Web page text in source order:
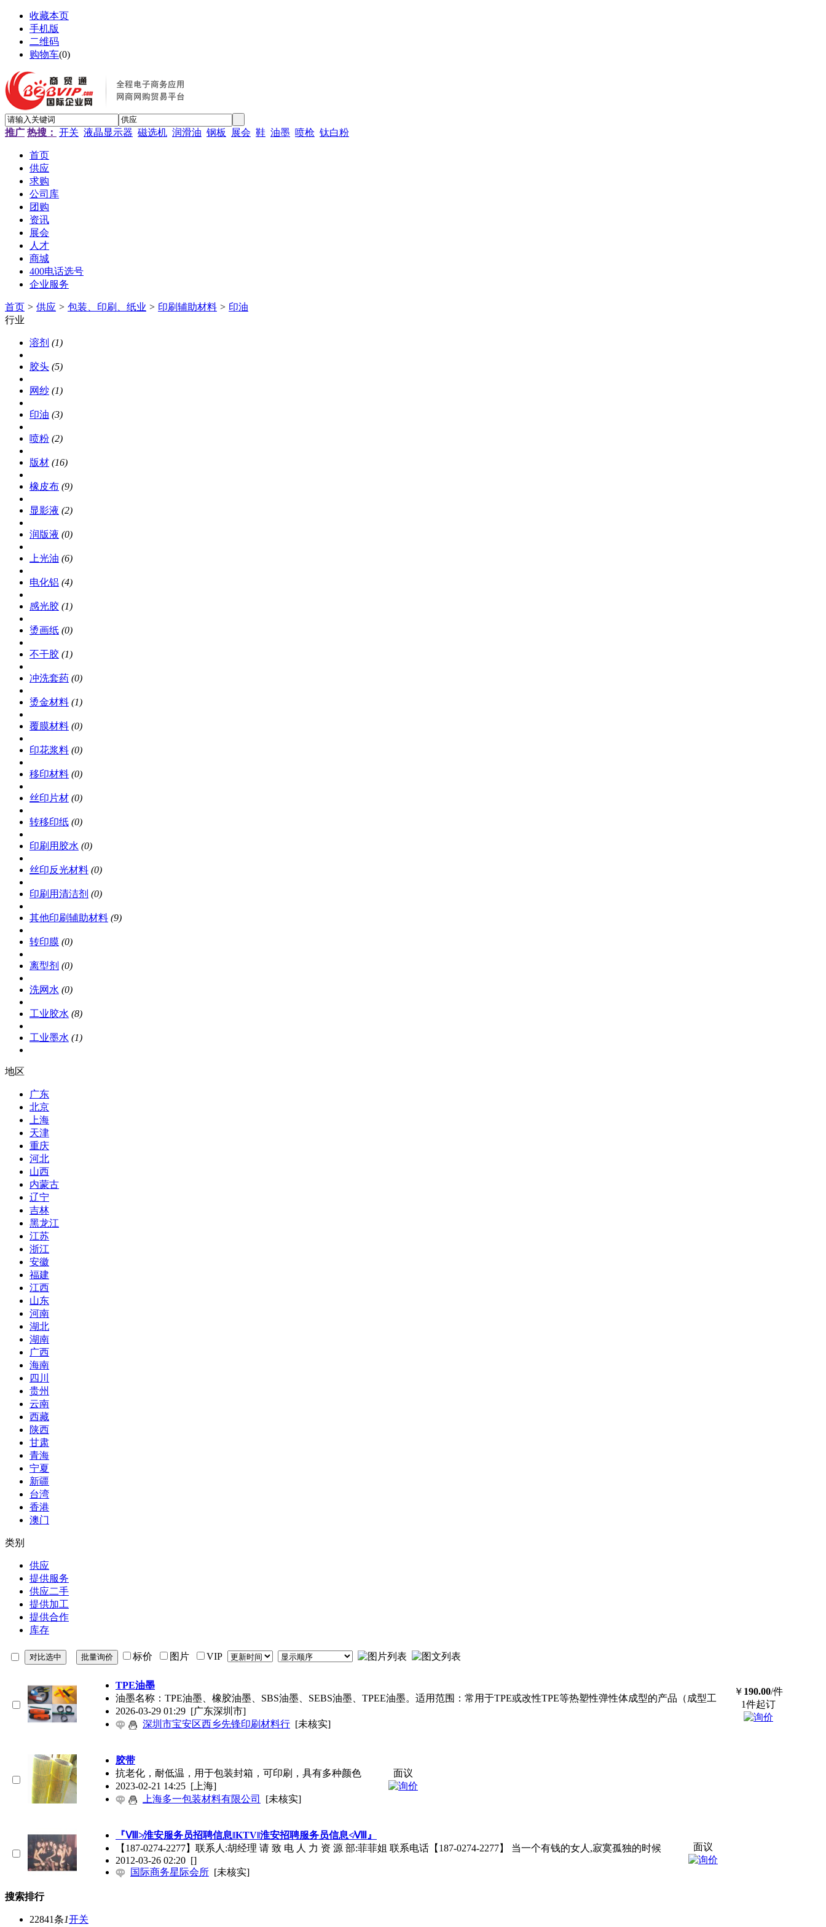
收藏本页
手机版
二维码
购物车(0)
推广 热搜： 开关 液晶显示器 磁选机 润滑油 钢板 展会 鞋 油墨 喷枪 钛白粉
首页
供应
求购
公司库
团购
资讯
展会
人才
商城
400电话选号
企业服务
首页 > 供应 > 包装、印刷、纸业 > 印刷辅助材料 > 印油
行业
溶剂 (1)
胶头 (5)
网纱 (1)
印油 (3)
喷粉 (2)
版材 (16)
橡皮布 (9)
显影液 (2)
润版液 (0)
上光油 (6)
电化铝 (4)
感光胶 (1)
烫画纸 (0)
不干胶 (1)
冲洗套药 (0)
烫金材料 (1)
覆膜材料 (0)
印花浆料 (0)
移印材料 (0)
丝印片材 (0)
转移印纸 (0)
印刷用胶水 (0)
丝印反光材料 (0)
印刷用清洁剂 (0)
其他印刷辅助材料 (9)
转印膜 (0)
离型剂 (0)
洗网水 (0)
工业胶水 (8)
工业墨水 (1)
地区
广东
北京
上海
天津
重庆
河北
山西
内蒙古
辽宁
吉林
黑龙江
江苏
浙江
安徽
福建
江西
山东
河南
湖北
湖南
广西
海南
四川
贵州
云南
西藏
陕西
甘肃
青海
宁夏
新疆
台湾
香港
澳门
类别
供应
提供服务
供应二手
提供加工
提供合作
库存
标价 图片 VIP
TPE油墨
油墨名称：TPE油墨、橡胶油墨、SBS油墨、SEBS油墨、TPEE油墨。适用范围：常用于TPE或改性TPE等热塑性弹性体成型的产品（成型工
2026-03-29 01:29 [广东深圳市]
深圳市宝安区西乡先锋印刷材料行 [未核实]
￥ 190.00/件
1件起订
胶带
抗老化，耐低温，用于包装封箱，可印刷，具有多种颜色
2023-02-21 14:25 [上海]
上海多一包装材料有限公司
[未核实]
面议
『Ⅷ≯淮安服务员招聘信息‖KTV‖淮安招聘服务员信息≮Ⅷ』
【187-0274-2277】联系人:胡经理 请 致 电 人 力 资 源 部:菲菲姐 联系电话【187-0274-2277】 当一个有钱的女人,寂寞孤独的时候
2012-03-26 02:20 []
国际商务星际会所 [未核实]
面议
搜索排行
22841条1开关